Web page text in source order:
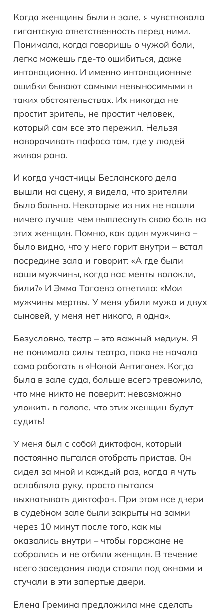
Когда женщины были в зале, я чувствовала
гигантскую ответственность перед ними.
Понимала, когда говоришь о чужой боли,
легко можешь где-то ошибиться, даже
интонационно. И именно интонационные
ошибки бывают самыми невыносимыми в
таких обстоятельствах. Их никогда не
простит зритель, не простит человек,
который сам все это пережил. Нельзя
наворачивать пафоса там, где у людей
живая рана.
И когда участницы Бесланского дела
вышли на сцену, я видела, что зрителям
было больно. Некоторые из них не нашли
ничего лучше, чем выплеснуть свою боль на
этих женщин. Помню, как один мужчина –
было видно, что у него горит внутри – встал
посредине зала и говорит: «А где были
ваши мужчины, когда вас менты волокли,
били?» И Эмма Тагаева ответила: «Мои
мужчины мертвы. У меня убили мужа и двух
сыновей, у меня нет никого, я одна».
Безусловно, театр – это важный медиум. Я
не понимала силы театра, пока не начала
сама работать в «Новой Антигоне». Когда
была в зале суда, больше всего тревожило,
что мне никто не поверит: невозможно
уложить в голове, что этих женщин будут
судить!
У меня был с собой диктофон, который
постоянно пытался отобрать пристав. Он
сидел за мной и каждый раз, когда я чуть
ослабляла руку, просто пытался
выхватывать диктофон. При этом все двери
в судебном зале были закрыты на замки
через 10 минут после того, как мы
оказались внутри – чтобы горожане не
собрались и не отбили женщин. В течение
всего заседания люди стояли под окнами и
стучали в эти запертые двери.
Елена Гремина предложила мне сделать